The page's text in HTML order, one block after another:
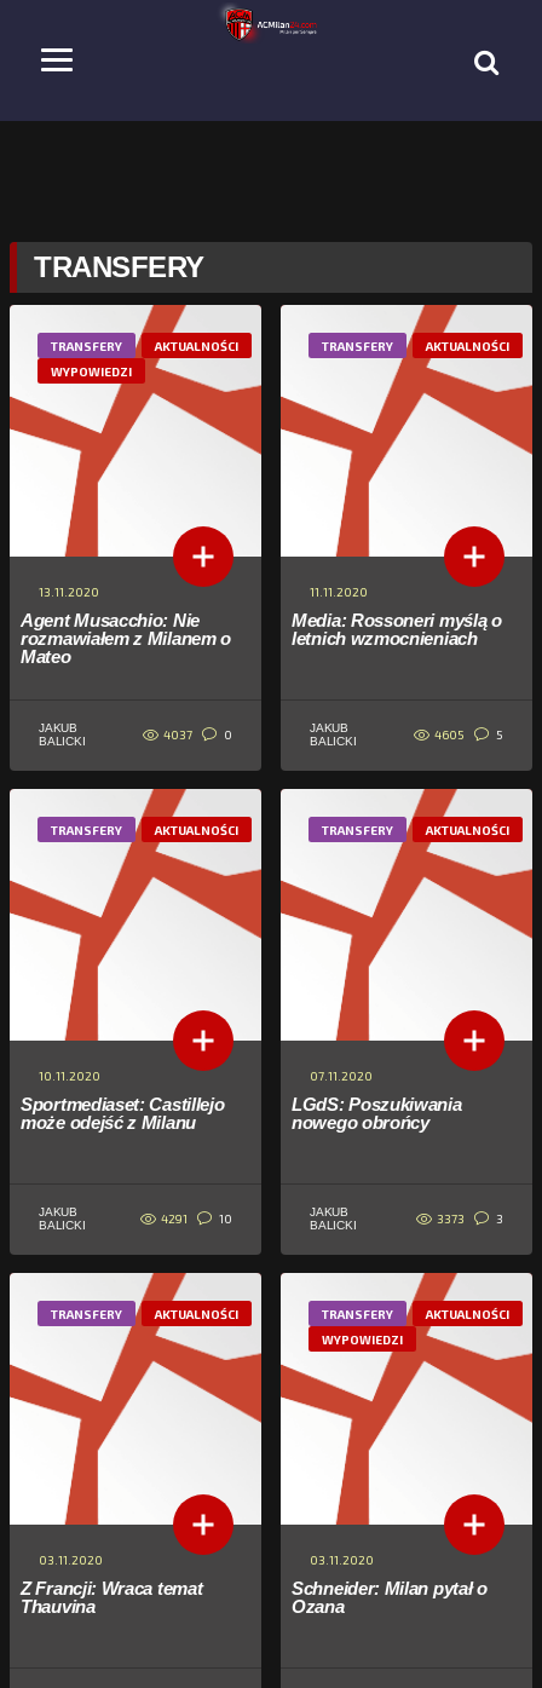
TRANSFERY
TRANSFERY
AKTUALNOŚCI
WYPOWIEDZI
13.11.2020
Agent Musacchio: Nie
rozmawiałem z Milanem o
Mateo
JAKUB
BALICKI
4037 0
TRANSFERY AKTUALNOŚCI
11.11.2020
Media: Rossoneri myślą o
letnich wzmocnieniach
JAKUB
BALICKI
4605 5
TRANSFERY AKTUALNOŚCI
10.11.2020
Sportmediaset: Castillejo
może odejść z Milanu
JAKUB
BALICKI
4291 10
TRANSFERY AKTUALNOŚCI
07.11.2020
LGdS: Poszukiwania
nowego obrońcy
JAKUB
BALICKI
3373 3
TRANSFERY AKTUALNOŚCI
03.11.2020
Z Francji: Wraca temat
Thauvina
TRANSFERY
AKTUALNOŚCI
WYPOWIEDZI
03.11.2020
Schneider: Milan pytał o
Ozana